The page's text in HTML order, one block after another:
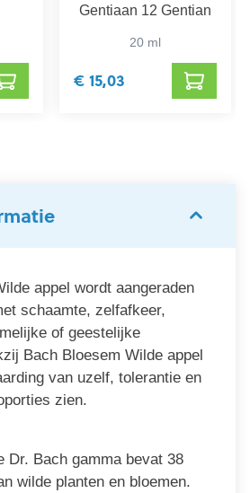
Gentiaan 12 Gentian
20 ml
€ 15,03
appel wordt aangeraden
schaamte, zelfafkeer,
of geestelijke
Bach Bloesem Wilde appel
van uzelf, tolerantie en
zien.
Dr. Bach gamma bevat 38
wilde planten en bloemen.